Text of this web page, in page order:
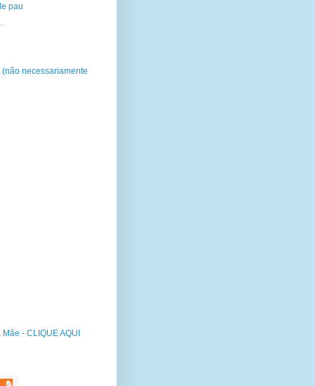
pau
necessariamente